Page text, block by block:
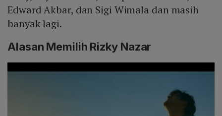
Edward Akbar, dan Sigi Wimala dan masih
banyak lagi.
Alasan Memilih Rizky Nazar